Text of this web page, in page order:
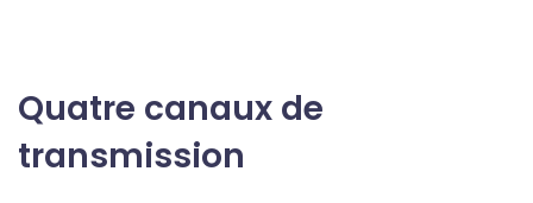
Quatre canaux de
transmission